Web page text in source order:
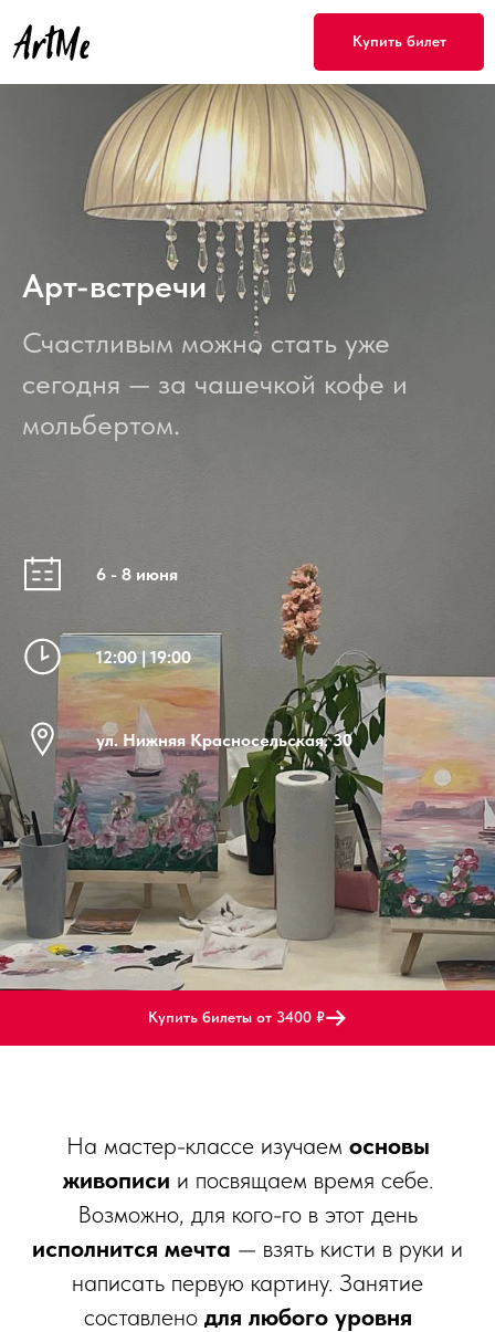
Купить билет
Арт-встречи
Счастливым можно стать уже
сегодня — за чашечкой кофе и
мольбертом.
6 - 8 июня
12:00 | 19:00
ул. Нижняя Красносельская, 30
Купить билеты от 3400 ₽
На мастер-классе изучаем основы
живописи и посвящаем время себе.
Возможно, для кого-го в этот день
исполнится мечта — взять кисти в руки и
написать первую картину. Занятие
составлено для любого уровня